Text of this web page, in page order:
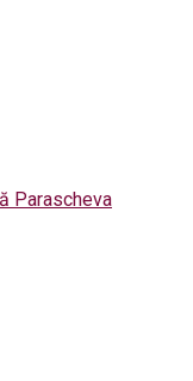
Parascheva